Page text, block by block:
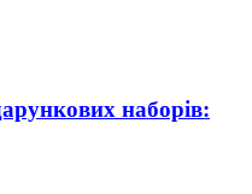
наборів: